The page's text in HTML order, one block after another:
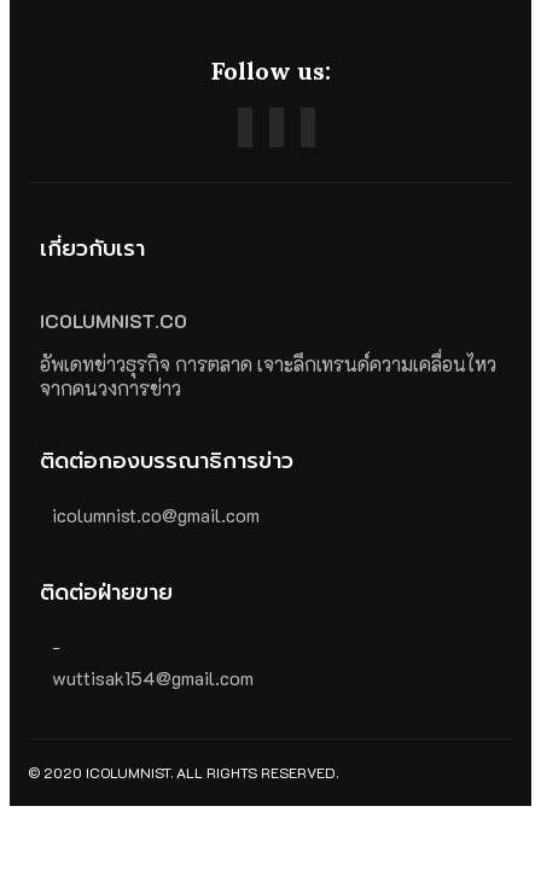
Follow us:
เกี่ยวกับเรา
ICOLUMNIST.CO
อัพเดทข่าวธุรกิจ การตลาด เจาะลึกเทรนด์ความเคลื่อนไหว
จากคนวงการข่าว
ติดต่อกองบรรณาธิการข่าว
icolumnist.co@gmail.com
ติดต่อฝ่ายขาย
-
wuttisak154@gmail.com
© 2020 ICOLUMNIST. ALL RIGHTS RESERVED.